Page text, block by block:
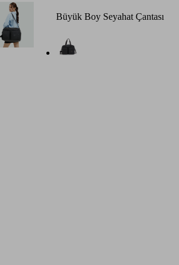
Büyük Boy Seyahat Çantası